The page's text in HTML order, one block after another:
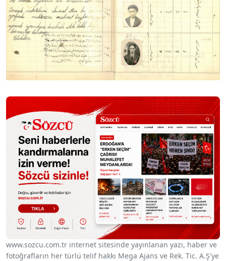
www.sozcu.com.tr internet sitesinde yayınlanan yazı, haber ve
fotoğrafların her türlü telif hakkı Mega Ajans ve Rek. Tic. A.Ş'ye